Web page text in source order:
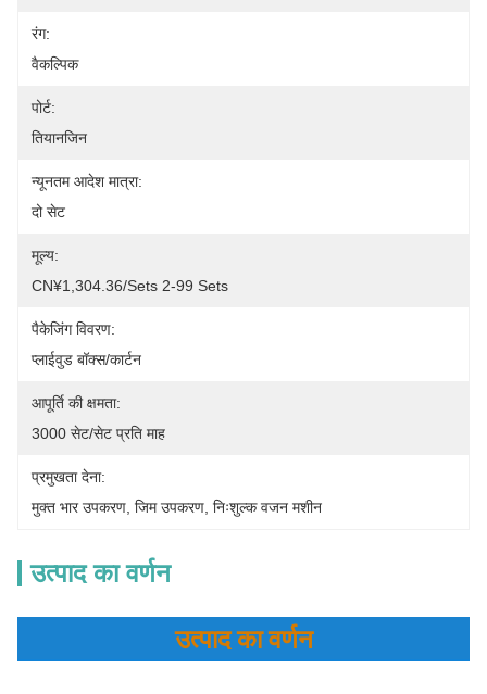
रंग:
वैकल्पिक
पोर्ट:
तियानजिन
न्यूनतम आदेश मात्रा:
दो सेट
मूल्य:
CN¥1,304.36/sets 2-99 Sets
पैकेजिंग विवरण:
प्लाईवुड बॉक्स/कार्टन
आपूर्ति की क्षमता:
3000 सेट/सेट प्रति माह
प्रमुखता देना:
मुक्त भार उपकरण जिम उपकरण निःशुल्क वजन मशीन
उत्पाद का वर्णन
उत्पाद का वर्णन